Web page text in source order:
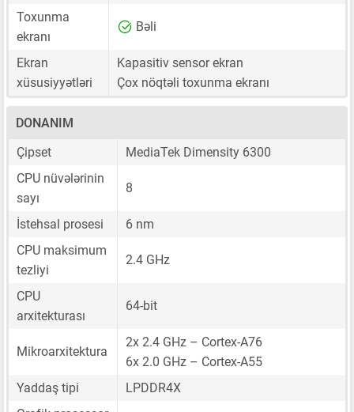
Toxunma
ekranı
Bəli
Ekran
xüsusiyyətləri
Kapasitiv sensor ekran
Çox nöqtəli toxunma ekranı
DONANIM
Çipset
MediaTek Dimensity 6300
CPU nüvələrinin
sayı
8
İstehsal prosesi
6 nm
CPU maksimum
tezliyi
2.4 GHz
CPU
arxitekturası
64-bit
Mikroarxitektura
2x 2.4 GHz – Cortex-A76
6x 2.0 GHz – Cortex-A55
Yaddaş tipi
LPDDR4X